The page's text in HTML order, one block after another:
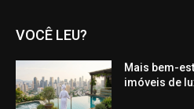
VOCÊ LEU?
Mais bem-
imóveis de